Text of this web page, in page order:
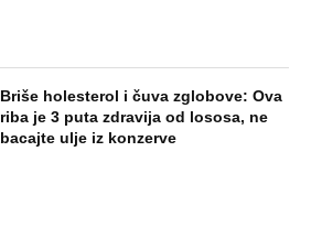
Briše holesterol i čuva zglobove: Ova
riba je 3 puta zdravija od lososa, ne
bacajte ulje iz konzerve